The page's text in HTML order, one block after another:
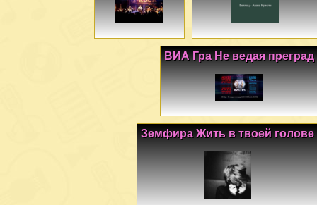
ВИА Гра Не ведая преград
Земфира Жить в твоей голове